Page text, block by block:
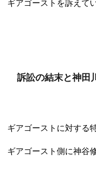
ギアゴーストを訴えて
訴訟の結末と神田
ギアゴーストに対する
ギアゴースト側に神谷